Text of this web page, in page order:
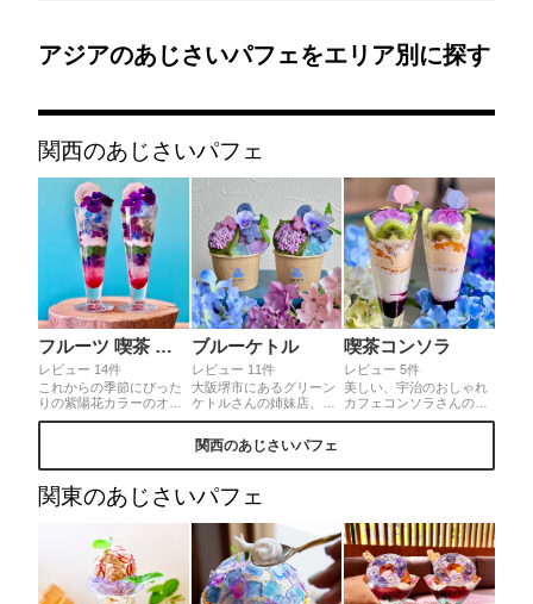
アジアのあじさいパフェをエリア別に探す
関西のあじさいパフェ
フルーツ 喫茶 グリーン ケトル
レビュー 14件
これからの季節にぴった
りの紫陽花カラーのオシ
ャレなパフェ〜ʚ♡ɞ爽や
ます〜ʚ♡ɞ抹茶クランブ
ルや小豆❤︎求肥やアイス
す〜☻❤︎1番下には甘酸っ
ぱいさくらんぼソース❤︎
梅雨時期も爽やかに感じ
るパフェです〜ʚ♡ɞ
ブルーケトル
レビュー 11件
大阪堺市にあるグリーン
ケトルさんの姉妹店、焼
き菓子とジェラートが美
ぴったりの紫陽花パフェ
ラーで統一されたスイー
ツ。レアチーズや塩ミル
クのジェラートが美味し
い〜。優しい味わいの紫
陽花スイーツ♡自分への
ご褒美として味わってみ
てね♪
喫茶コンソラ
レビュー 5件
美しい、宇治のおしゃれ
カフェコンソラさんの期
間限定の紫陽花パフェ。
り！ベリーソースも甘酸
っぱくヨーグルトクリー
ムとも相性抜群！
関西のあじさいパフェ
関東のあじさいパフェ